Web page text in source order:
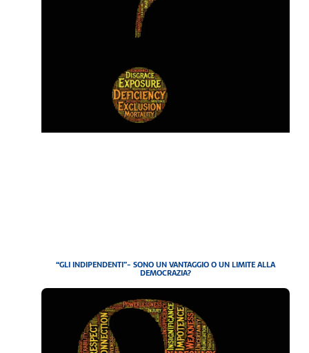
“GLI INDIPENDENTI”- SONO UN VANTAGGIO O UN LIMITE ALLA
DEMOCRAZIA?